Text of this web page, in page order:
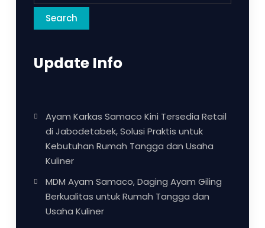
Pati Jawa Tengah
Search
Update Info
Ayam Karkas Samaco Kini Tersedia Retail
di Jabodetabek, Solusi Praktis untuk
Kebutuhan Rumah Tangga dan Usaha
Kuliner
MDM Ayam Samaco, Daging Ayam Giling
Berkualitas untuk Rumah Tangga dan
Usaha Kuliner